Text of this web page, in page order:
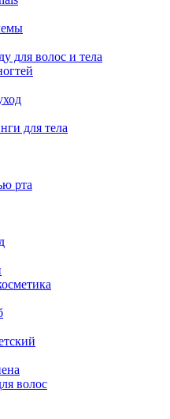
для волос и тела
для тела
рта
волос